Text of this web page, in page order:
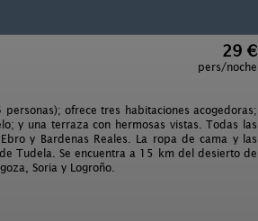
29 €
pers/noche
ofrece tres habitaciones acogedoras;
y una terraza con hermosas vistas. Todas las
y Bardenas Reales. La ropa de cama y las
Tudela. Se encuentra a 15 km del desierto de
Soria y Logroño.